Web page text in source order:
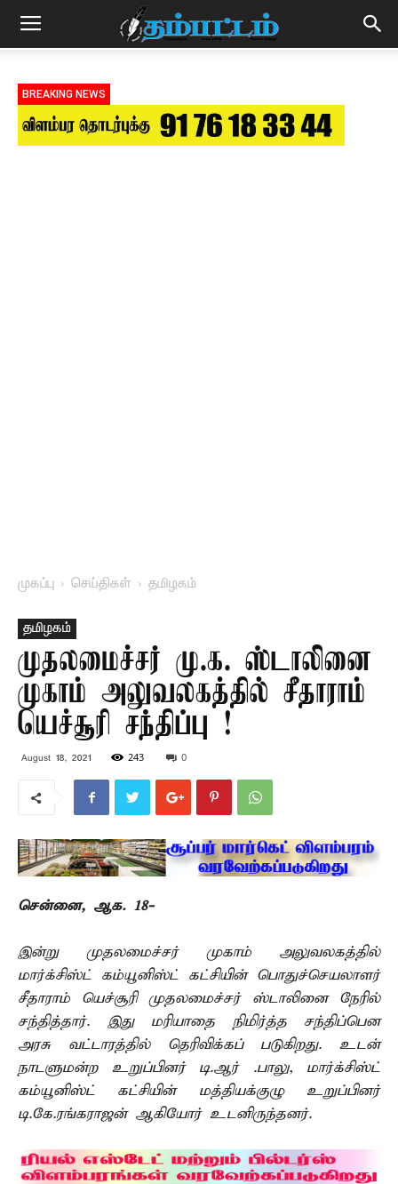
BREAKING NEWS
முகப்பு செய்திகள் தமிழகம்
தமிழகம்
முதலமைச்சர் மு.க. ஸ்டாலினை
முகாம் அலுவலகத்தில் சீதாராம்
யெச்சூரி சந்திப்பு !
August 18, 2021 243 0
சென்னை, ஆக. 18-
இன்று முதலமைச்சர் முகாம் அலுவலகத்தில்
மார்க்சிஸ்ட் கம்யூனிஸ்ட் கட்சியின் பொதுச்செயலாளர்
சீதாராம் யெச்சூரி முதலமைச்சர் ஸ்டாலினை நேரில்
சந்தித்தார். இது மரியாதை நிமிர்த்த சந்திப்பென
அரசு வட்டாரத்தில் தெரிவிக்கப் படுகிறது. உடன்
நாடளுமன்ற உறுப்பினர் டி.ஆர் .பாலு, மார்க்சிஸ்ட்
கம்யூனிஸ்ட் கட்சியின் மத்தியக்குழு உறுப்பினர்
டி.கே.ரங்கராஜன் ஆகியோர் உடனிருந்தனர்.